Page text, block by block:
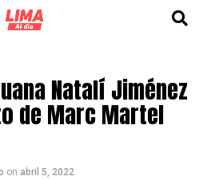
Natalí Jiménez
de Marc Martel
on abril 5, 2022